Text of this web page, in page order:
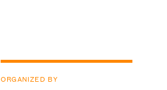
ORGANIZED BY